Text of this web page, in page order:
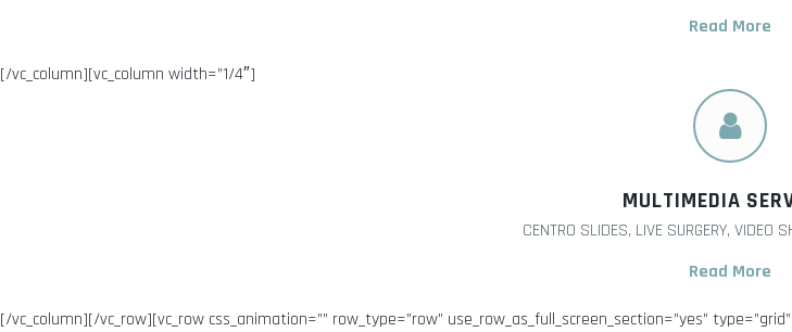
Read More
[/vc_column][vc_column width=”1/4″]
MULTIMEDIA
CENTRO SLIDES, LIVE SURGERY, VIDEO
Read More
[/vc_column][/vc_row][vc_row css_animation=”” row_type=”row” use_row_as_full_screen_section=”yes”